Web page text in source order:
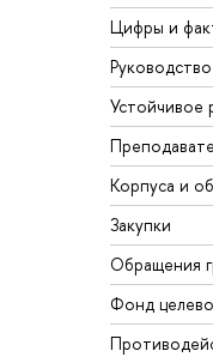
Цифры и
Устойчивое
Корпуса и
Закупки
Обращения
Фонд